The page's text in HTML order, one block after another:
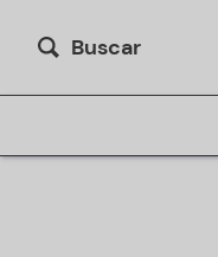
Buscar